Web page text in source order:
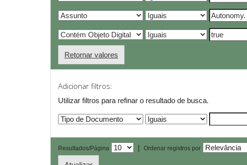
Retornar valores
Adicionar filtros:
Utilizar filtros para refinar o resultado de busca.
Resultados/Página | Ordenar registros por